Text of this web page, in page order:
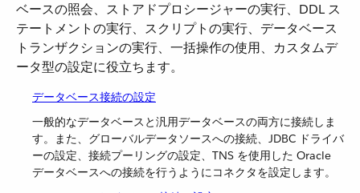
ベースの照会、ストアドプロシージャーの実行、DDL ス
テートメントの実行、スクリプトの実行、データベース
トランザクションの実行、一括操作の使用、カスタムデ
ータ型の設定に役立ちます。
データベース接続の設定
一般的なデータベースと汎用データベースの両方に接続しま
す。また、グローバルデータソースへの接続、JDBC ドライバ
ーの設定、接続プーリングの設定、TNS を使用した Oracle
データベースへの接続を行うようにコネクタを設定します。